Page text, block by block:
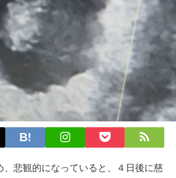
、悲観的になっていると、４日後に慈